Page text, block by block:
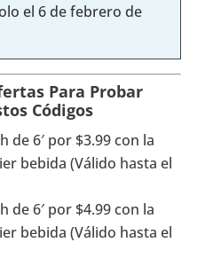
el 6 de febrero de
Para Probar
Códigos
de 6′ por $3.99 con la
bebida (Válido hasta el
de 6′ por $4.99 con la
bebida (Válido hasta el